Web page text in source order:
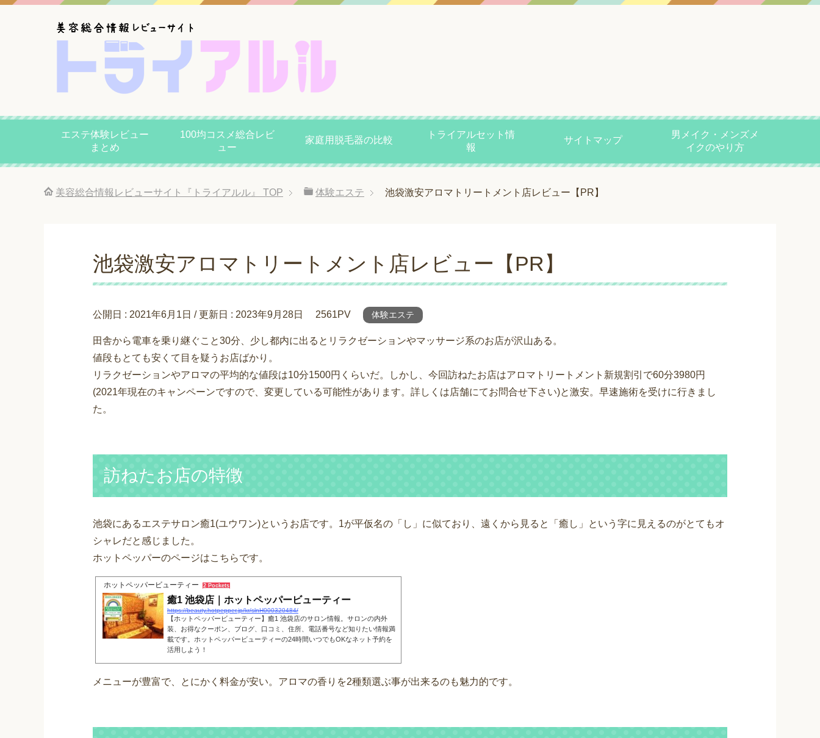
エステ体験レビュー
まとめ
100均コスメ総合レビ
ュー
家庭用脱毛器の比較
トライアルセット情
報
サイトマップ
男メイク・メンズメ
イクのやり方
美容総合情報レビューサイト『トライアルル』 TOP 体験エステ 池袋激安アロマトリートメント店レビュー【PR】
池袋激安アロマトリートメント店レビュー【PR】
公開日 : 2021年6月1日 / 更新日 : 2023年9月28日 2561PV 体験エステ
田舎から電車を乗り継ぐこと30分、少し都内に出るとリラクゼーションやマッサージ系のお店が沢山ある。
値段もとても安くて目を疑うお店ばかり。
リラクゼーションやアロマの平均的な値段は10分1500円くらいだ。しかし、今回訪ねたお店はアロマトリートメント新規割引で60分3980円
(2021年現在のキャンペーンですので、変更している可能性があります。詳しくは店舗にてお問合せ下さい)と激安。早速施術を受けに行きまし
た。
訪ねたお店の特徴
池袋にあるエステサロン癒1(ユウワン)というお店です。1が平仮名の「し」に似ており、遠くから見ると「癒し」という字に見えるのがとてもオ
シャレだと感じました。
ホットペッパーのページはこちらです。
ホットペッパービューティー 2 Pockets
癒1 池袋店｜ホットペッパービューティー
https://beauty.hotpepper.jp/kr/slnH000320484/
【ホットペッパービューティー】癒1 池袋店のサロン情報。サロンの内外
装、お得なクーポン、ブログ、口コミ、住所、電話番号など知りたい情報満
載です。ホットペッパービューティーの24時間いつでもOKなネット予約を
活用しよう！
メニューが豊富で、とにかく料金が安い。アロマの香りを2種類選ぶ事が出来るのも魅力的です。